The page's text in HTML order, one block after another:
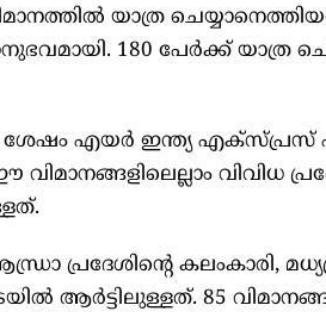
യാത്ര
180 പേർക്ക് യാത്ര
എയർ ഇന്ത്യ എക്സ്പ്രസ്
വിവിധ
പ്രദേശിന്റെ കലംകാരി,
ആർട്ടിലുള്ളത്. 85